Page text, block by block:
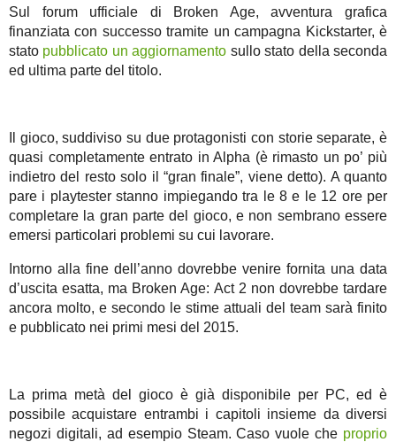
Sul forum ufficiale di Broken Age, avventura grafica
finanziata con successo tramite un campagna Kickstarter, è
stato pubblicato un aggiornamento sullo stato della seconda
ed ultima parte del titolo.
Il gioco, suddiviso su due protagonisti con storie separate, è
quasi completamente entrato in Alpha (è rimasto un po’ più
indietro del resto solo il “gran finale”, viene detto). A quanto
pare i playtester stanno impiegando tra le 8 e le 12 ore per
completare la gran parte del gioco, e non sembrano essere
emersi particolari problemi su cui lavorare.
Intorno alla fine dell’anno dovrebbe venire fornita una data
d’uscita esatta, ma Broken Age: Act 2 non dovrebbe tardare
ancora molto, e secondo le stime attuali del team sarà finito
e pubblicato nei primi mesi del 2015.
La prima metà del gioco è già disponibile per PC, ed è
possibile acquistare entrambi i capitoli insieme da diversi
negozi digitali, ad esempio Steam. Caso vuole che proprio